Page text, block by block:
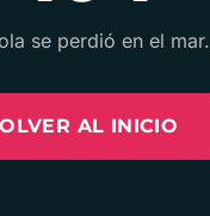
se perdió en el mar.
AL INICIO